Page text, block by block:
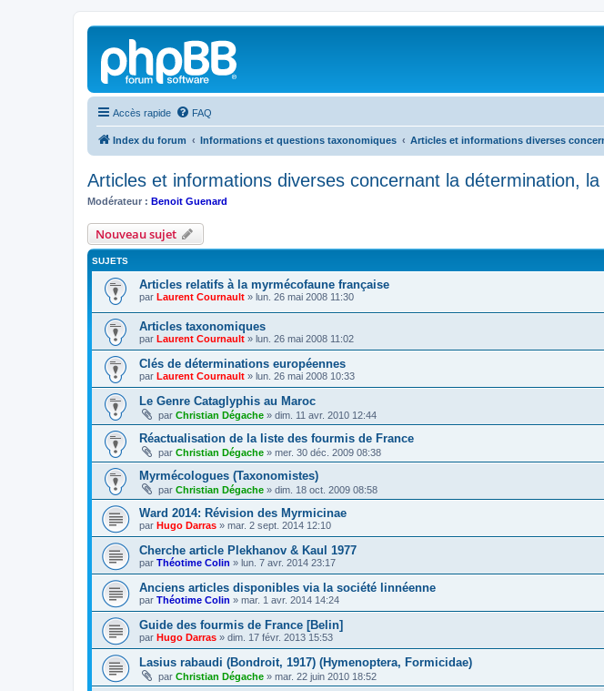
Accès rapide FAQ
Index du forum Informations et questions taxonomiques Articles et informations diverses
Articles et informations diverses concernant la détermination,
Modérateur : Benoit Guenard
Nouveau sujet
SUJETS
Articles relatifs à la myrmécofaune française
par Laurent Cournault » lun. 26 mai 2008 11:30
Articles taxonomiques
par Laurent Cournault » lun. 26 mai 2008 11:02
Clés de déterminations européennes
par Laurent Cournault » lun. 26 mai 2008 10:33
Le Genre Cataglyphis au Maroc
par Christian Dégache » dim. 11 avr. 2010 12:44
Réactualisation de la liste des fourmis de France
par Christian Dégache » mer. 30 déc. 2009 08:38
Myrmécologues (Taxonomistes)
par Christian Dégache » dim. 18 oct. 2009 08:58
Ward 2014: Révision des Myrmicinae
par Hugo Darras » mar. 2 sept. 2014 12:10
Cherche article Plekhanov & Kaul 1977
par Théotime Colin » lun. 7 avr. 2014 23:17
Anciens articles disponibles via la société linnéenne
par Théotime Colin » mar. 1 avr. 2014 14:24
Guide des fourmis de France [Belin]
par Hugo Darras » dim. 17 févr. 2013 15:53
Lasius rabaudi (Bondroit, 1917) (Hymenoptera, Formicidae)
par Christian Dégache » mar. 22 juin 2010 18:52